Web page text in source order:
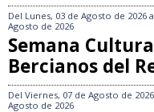
Del Lunes, 03 de Agosto de 2026
Agosto de 2026
Semana
Bercianos del
Del Viernes, 07 de Agosto de 2026
Agosto de 2026